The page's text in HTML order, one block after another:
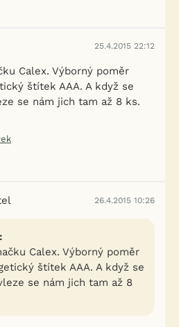
25.4.2015 22:12
Calex. Výborný poměr
štítek AAA. A když se
se nám jich tam až 8 ks.
26.4.2015 10:26
Calex. Výborný poměr
štítek AAA. A když se
se nám jich tam až 8